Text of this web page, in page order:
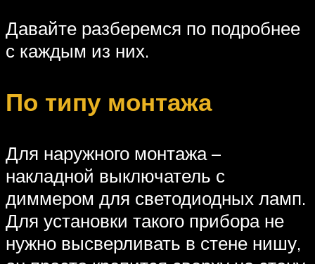
Давайте разберемся по подробнее
с каждым из них.
По типу монтажа
Для наружного монтажа –
накладной выключатель с
диммером для светодиодных ламп.
Для установки такого прибора не
нужно высверливать в стене нишу,